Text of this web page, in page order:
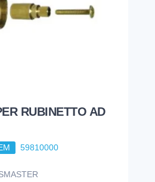
RUBINETTO AD
59810000